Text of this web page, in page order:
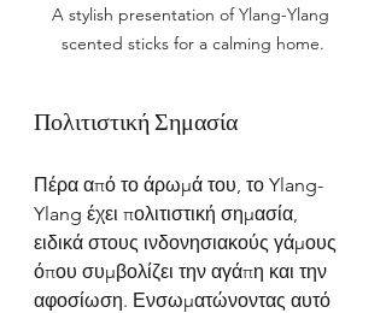
A stylish presentation of Ylang-Ylang
scented sticks for a calming home.
Πολιτιστική Σημασία
Πέρα από το άρωμά του, το Ylang-
Ylang έχει πολιτιστική σημασία,
ειδικά στους ινδονησιακούς γάμους
όπου συμβολίζει την αγάπη και την
αφοσίωση. Ενσωματώνοντας αυτό